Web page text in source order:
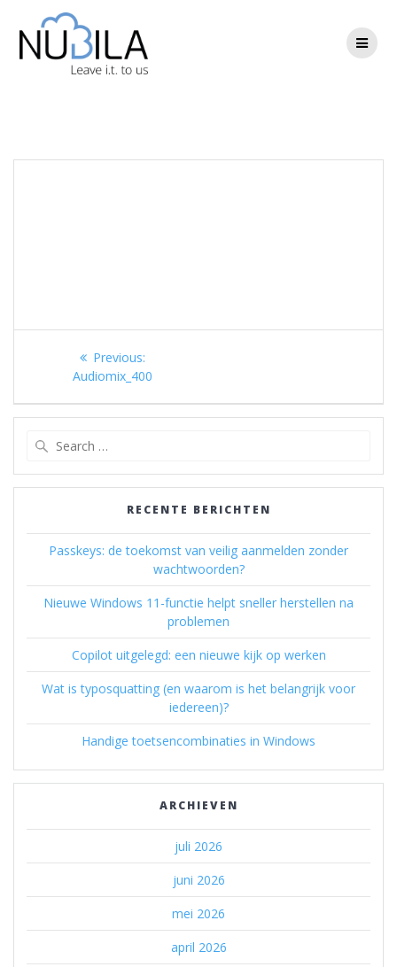
Audiomix_400
Berichtnavigatie
Previous:Previous
post:
Audiomix_400
RECENTE BERICHTEN
Passkeys: de toekomst van veilig aanmelden zonder
wachtwoorden?
Nieuwe Windows 11-functie helpt sneller herstellen na
problemen
Copilot uitgelegd: een nieuwe kijk op werken
Wat is typosquatting (en waarom is het belangrijk voor
iedereen)?
Handige toetsencombinaties in Windows
ARCHIEVEN
juli 2026
juni 2026
mei 2026
april 2026